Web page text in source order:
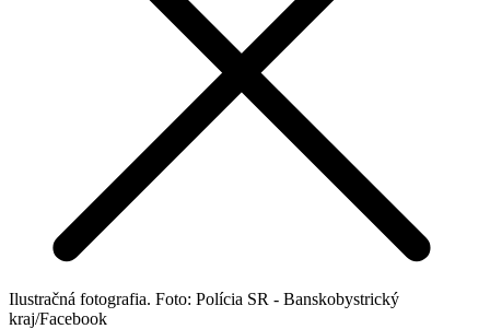
Ilustračná fotografia. Foto: Polícia SR - Banskobystrický
kraj/Facebook